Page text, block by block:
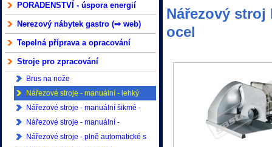
PORADENSTVÍ - úspora energií
Nerezový nábytek gastro (⇒ web)
Tepelná příprava a opracování
Stroje pro zpracování
Brus na nože
Nářezové stroje - manuální - lehký
provoz
Nářezové stroje - manuální šikmé -
lehký provoz
Nářezové stroje - manuální -
profesionální
Nářezové stroje - plně automatické s
Nářezový stroj
ocel